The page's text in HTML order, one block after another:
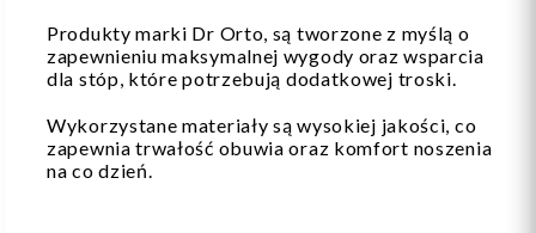
Produkty marki Dr Orto, są tworzone z myślą o
zapewnieniu maksymalnej wygody oraz wsparcia
dla stóp, które potrzebują dodatkowej troski.
Wykorzystane materiały są wysokiej jakości, co
zapewnia trwałość obuwia oraz komfort noszenia
na co dzień.